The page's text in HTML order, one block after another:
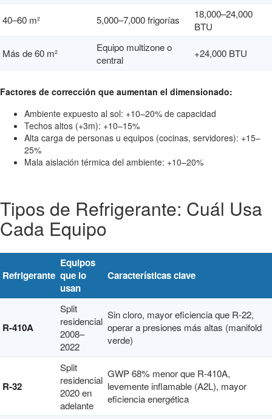
40–60 m² 5,000–7,000 frigorías
18,000–24,000
BTU
Más de 60 m²
Equipo multizone o
central
+24,000 BTU
Factores de corrección que aumentan el dimensionado:
Ambiente expuesto al sol: +10–20% de capacidad
Techos altos (+3m): +10–15%
Alta carga de personas u equipos (cocinas, servidores): +15–
25%
Mala aislación térmica del ambiente: +10–20%
Tipos de Refrigerante: Cuál Usa
Cada Equipo
Refrigerante
Equipos
que lo
usan
Características clave
R-410A
Split
residencial
2008–
2022
Sin cloro, mayor eficiencia que R-22,
operar a presiones más altas (manifold
verde)
R-32
Split
residencial
2020 en
adelante
GWP 68% menor que R-410A,
levemente inflamable (A2L), mayor
eficiencia energética